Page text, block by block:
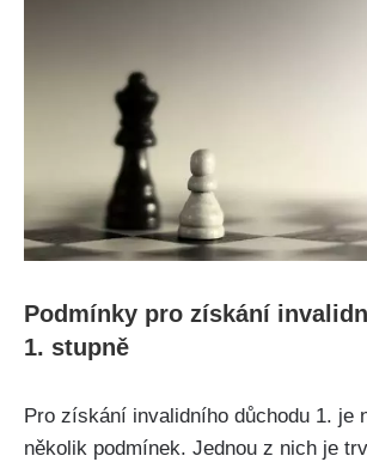
Podmínky pro získání
1. stupně
Pro získání invalidního důchodu 1. je
několik podmínek. Jednou z nich je